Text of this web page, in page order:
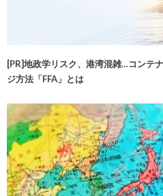
[PR]地政学リスク、港湾混雑…コンテ
ジ方法「FFA」とは